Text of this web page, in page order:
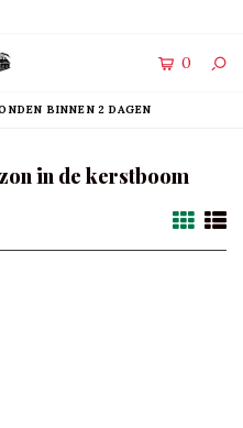
0
BINNEN 2 DAGEN
in de kerstboom